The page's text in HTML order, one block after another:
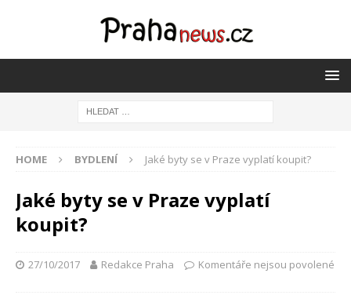
HOME BYDLENÍ Jaké byty se v Praze vyplatí koupit?
Jaké byty se v Praze vyplatí
koupit?
27/10/2017 Redakce Praha Komentáře nejsou povolené